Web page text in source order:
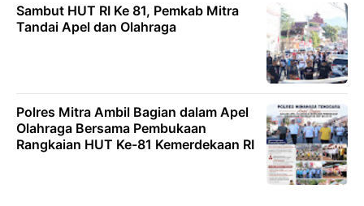
Sambut HUT RI Ke 81, Pemkab Mitra
Tandai Apel dan Olahraga
Polres Mitra Ambil Bagian dalam Apel
Olahraga Bersama Pembukaan
Rangkaian HUT Ke-81 Kemerdekaan RI